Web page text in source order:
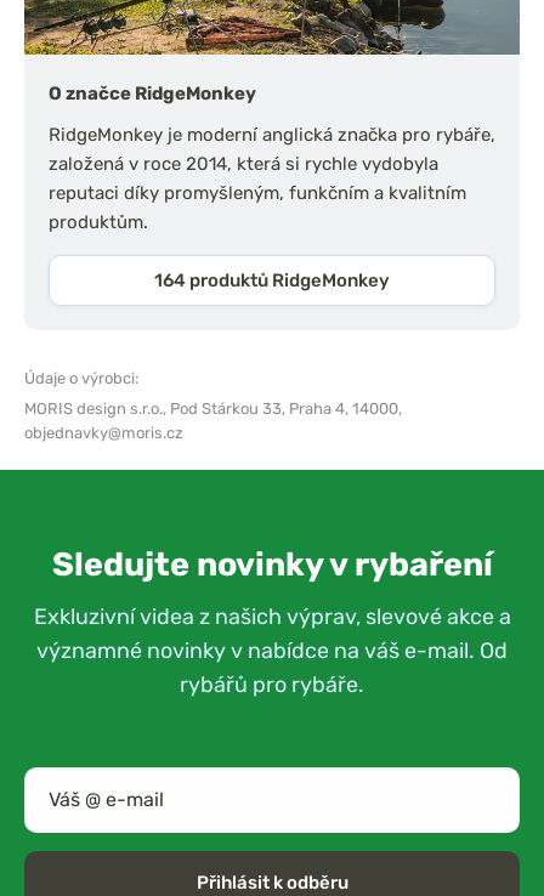
O značce RidgeMonkey
RidgeMonkey je moderní anglická značka pro rybáře,
založená v roce 2014, která si rychle vydobyla
reputaci díky promyšleným, funkčním a kvalitním
produktům.
164 produktů RidgeMonkey
Údaje o výrobci:
MORIS design s.r.o., Pod Stárkou 33, Praha 4, 14000,
objednavky@moris.cz
Sledujte novinky v rybaření
Exkluzivní videa z našich výprav, slevové akce a
významné novinky v nabídce na váš e-mail. Od
rybářů pro rybáře.
Přihlásit k odběru